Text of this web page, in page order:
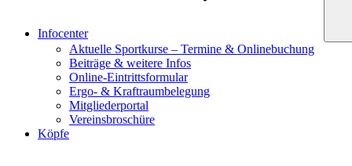
Infocenter
Aktuelle Sportkurse – Termine & Onlinebuchung
Beiträge & weitere Infos
Online-Eintrittsformular
Ergo- & Kraftraumbelegung
Mitgliederportal
Vereinsbroschüre
Köpfe